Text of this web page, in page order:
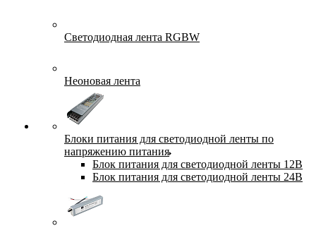
Светодиодная лента RGBW
Неоновая лента
Блоки питания для светодиодной ленты по
напряжению питания
Блок питания для светодиодной ленты 12В
Блок питания для светодиодной ленты 24В